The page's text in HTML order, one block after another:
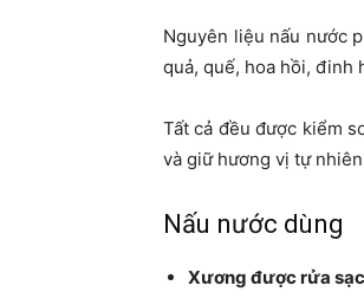
Nguyên liệu nấu nước
quả, quế, hoa hồi, đinh
Tất cả đều được kiểm
và giữ hương vị tự
Nấu nước dùng
Xương được rửa